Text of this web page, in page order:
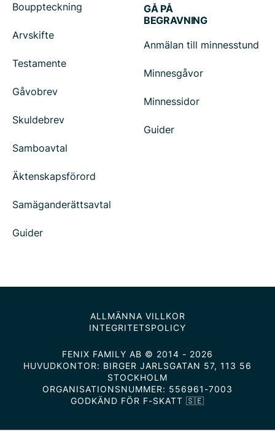
Bouppteckning
Arvskifte
Testamente
Gåvobrev
Skuldebrev
Samboavtal
Äktenskapsförord
Samäganderättsavtal
Guider
GÅ PÅ
BEGRAVNING
Anmälan till minnesstund
Minnesgåvor
Minnessidor
Guider
ALLMÄNNA VILLKOR
INTEGRITETSPOLICY
FENIX FAMILY AB © 2014 - 2026
HUVUDKONTOR: BIRGER JARLSGATAN 57, 113 56
STOCKHOLM
ORGANISATIONSNUMMER: 556961-7003
GODKÄND FÖR F-SKATT 🇸🇪